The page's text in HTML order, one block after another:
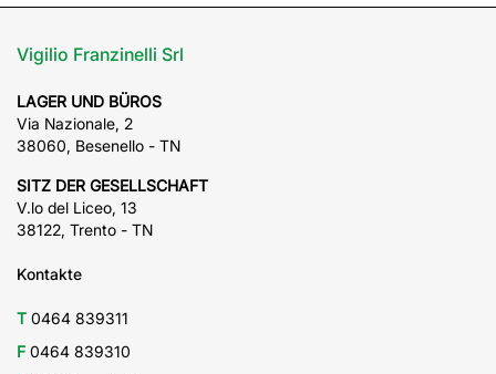
Vigilio Franzinelli Srl
LAGER UND BÜROS
Via Nazionale, 2
38060, Besenello - TN
SITZ DER GESELLSCHAFT
V.lo del Liceo, 13
38122, Trento - TN
Kontakte
T 0464 839311
F 0464 839310